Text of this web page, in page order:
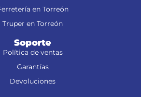
en Torreón
Truper en Torreón
Soporte
Política de ventas
Garantías
Devoluciones